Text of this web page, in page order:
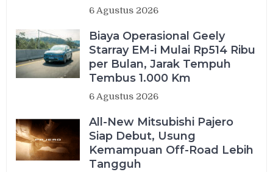
6 Agustus 2026
Biaya Operasional Geely
Starray EM-i Mulai Rp514 Ribu
per Bulan, Jarak Tempuh
Tembus 1.000 Km
6 Agustus 2026
All-New Mitsubishi Pajero
Siap Debut, Usung
Kemampuan Off-Road Lebih
Tangguh